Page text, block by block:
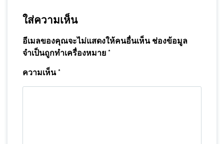
ใส่ความเห็น
อีเมลของคุณจะไม่แสดงให้คนอื่นเห็น ช่องข้อมูล
จำเป็นถูกทำเครื่องหมาย *
ความเห็น*